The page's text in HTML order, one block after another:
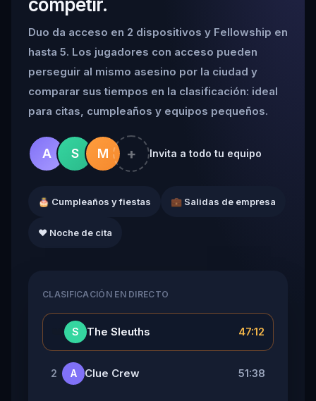
competir.
Duo da acceso en 2 dispositivos y Fellowship en
hasta 5. Los jugadores con acceso pueden
perseguir al mismo asesino por la ciudad y
comparar sus tiempos en la clasificación: ideal
para citas, cumpleaños y equipos pequeños.
A S M + Invita a todo tu equipo
🎂 Cumpleaños y fiestas 💼 Salidas de empresa
❤️ Noche de cita
CLASIFICACIÓN EN DIRECTO
S The Sleuths 47:12
2 A Clue Crew 51:38